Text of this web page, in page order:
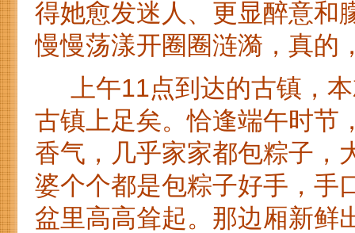
得她愈发迷人、更显醉意和
慢慢荡漾开圈圈涟漪，真的
上午11点到达的古镇，本
古镇上足矣。恰逢端午时节
香气，几乎家家都包粽子，
婆个个都是包粽子好手，手
盆里高高耸起。那边厢新鲜